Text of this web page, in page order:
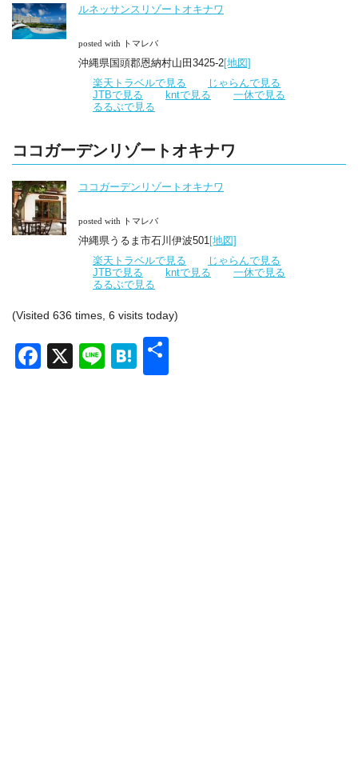
ルネッサンスリゾートオキナワ
posted with トマレバ
沖縄県国頭郡恩納村山田3425-2[地図]
楽天トラベルで見る
じゃらんで見る
JTBで見る
kntで見る
一休で見る
るるぶで見る
ココガーデンリゾートオキナワ
ココガーデンリゾートオキナワ
posted with トマレバ
沖縄県うるま市石川伊波501 [地図]
楽天トラベルで見る
じゃらんで見る
JTBで見る
kntで見る
一休で見る
るるぶで見る
(Visited 636 times, 6 visits today)
Facebook
X LineHatena